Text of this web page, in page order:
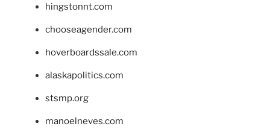
hingstonnt.com
chooseagender.com
hoverboardssale.com
alaskapolitics.com
stsmp.org
manoelneves.com